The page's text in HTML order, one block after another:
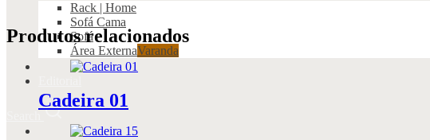
Rack | Home
Sofá Cama
Sofá
Área ExternaVaranda
Produtos relacionados
Cadeira 01